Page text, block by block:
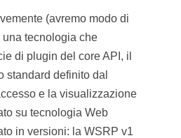
(avremo modo di
tecnologia che
di plugin del core API, il
standard definito dal
e la visualizzazione
su tecnologia Web
in versioni: la WSRP v1